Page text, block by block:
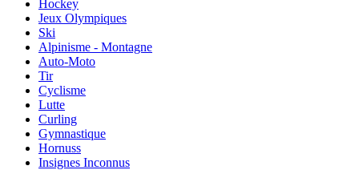
Hockey
Jeux Olympiques
Ski
Alpinisme - Montagne
Auto-Moto
Tir
Cyclisme
Lutte
Curling
Gymnastique
Hornuss
Insignes Inconnus